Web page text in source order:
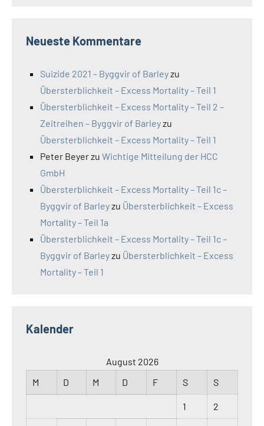
Neueste Kommentare
Suizide 2021 – Byggvir of Barleyzu
Übersterblichkeit – Excess Mortality – Teil 1
Übersterblichkeit – Excess Mortality – Teil 2 –
Zeitreihen – Byggvir of Barleyzu
Übersterblichkeit – Excess Mortality – Teil 1
Peter Beyerzu Wichtige Mitteilung der HCC
GmbH
Übersterblichkeit – Excess Mortality – Teil 1c –
Byggvir of Barleyzu Übersterblichkeit – Excess
Mortality – Teil 1a
Übersterblichkeit – Excess Mortality – Teil 1c –
Byggvir of Barleyzu Übersterblichkeit – Excess
Mortality – Teil 1
Kalender
August 2026
M
D M D F S S
1 2